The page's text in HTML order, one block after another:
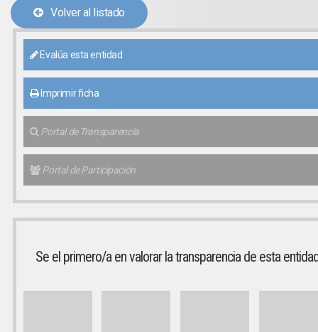
Volver al listado
Evalúa esta entidad
Imprimir ficha
Portal de Transparencia
Portal de Participación
Se el primero/a en valorar la transparencia de esta